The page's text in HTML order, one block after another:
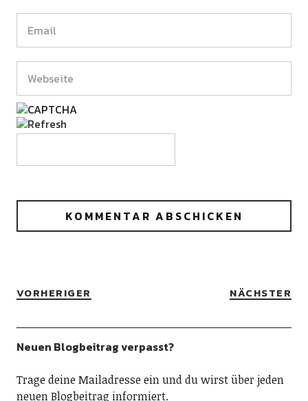
VORHERIGER NÄCHSTER
Neuen Blogbeitrag verpasst?
Trage deine Mailadresse ein und du wirst über jeden
neuen Blogbeitrag informiert.